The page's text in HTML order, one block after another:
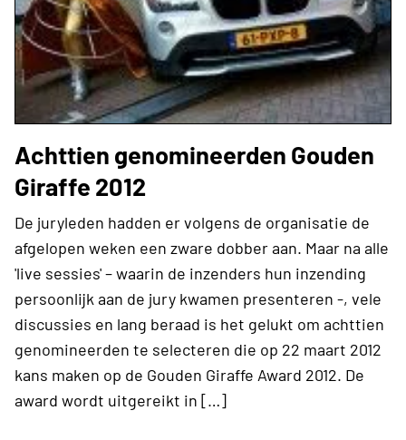
Achttien genomineerden Gouden
Giraffe 2012
De juryleden hadden er volgens de organisatie de
afgelopen weken een zware dobber aan. Maar na alle
'live sessies' – waarin de inzenders hun inzending
persoonlijk aan de jury kwamen presenteren -, vele
discussies en lang beraad is het gelukt om achttien
genomineerden te selecteren die op 22 maart 2012
kans maken op de Gouden Giraffe Award 2012. De
award wordt uitgereikt in […]